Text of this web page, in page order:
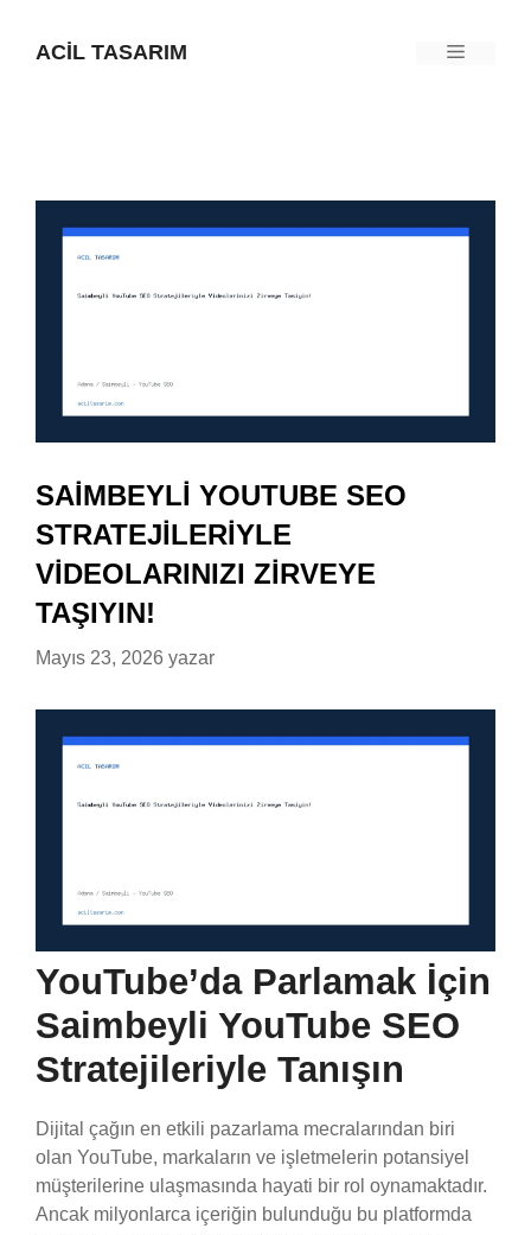
İçeriğeACIL TASARIM Menü
SAIMBEYLI YOUTUBE SEO
STRATEJILERIYLE
VIDEOLARINIZI ZIRVEYE
TAŞIYIN!
Mayıs 23, 2026 yazar
YouTube’da Parlamak İçin
Saimbeyli YouTube SEO
Stratejileriyle Tanışın
Dijital çağın en etkili pazarlama mecralarından biri
olan YouTube, markaların ve işletmelerin potansiyel
müşterilerine ulaşmasında hayati bir rol oynamaktadır.
Ancak milyonlarca içeriğin bulunduğu bu platformda